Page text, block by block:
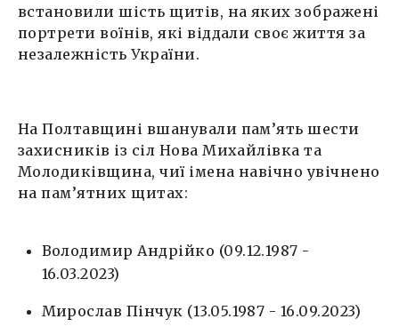
встановили шість щитів, на яких зображені
портрети воїнів, які віддали своє життя за
незалежність України.
На Полтавщині вшанували пам’ять шести
захисників із сіл Нова Михайлівка та
Молодиківщина, чиї імена навічно увічнено
на пам’ятних щитах:
Володимир Андрійко (09.12.1987 -
16.03.2023)
Мирослав Пінчук (13.05.1987 - 16.09.2023)